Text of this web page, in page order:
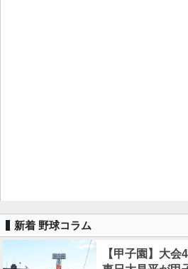
新着 野球コラム
【甲子園】大